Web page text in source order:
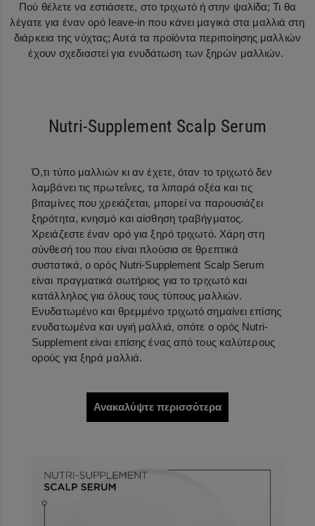
Πού θέλετε να εστιάσετε, στο τριχωτό ή στην ψαλίδα; Τι θα
λέγατε για έναν ορό leave-in που κάνει μαγικά στα μαλλιά στη
διάρκεια της νύχτας; Αυτά τα προϊόντα περιποίησης μαλλιών
έχουν σχεδιαστεί για ενυδάτωση των ξηρών μαλλιών.
Nutri-Supplement Scalp Serum
Ό,τι τύπο μαλλιών κι αν έχετε, όταν το τριχωτό δεν
λαμβάνει τις πρωτεΐνες, τα λιπαρά οξέα και τις
βιταμίνες που χρειάζεται, μπορεί να παρουσιάζει
ξηρότητα, κνησμό και αίσθηση τραβήγματος.
Χρειάζεστε έναν ορό για ξηρό τριχωτό. Χάρη στη
σύνθεσή του που είναι πλούσια σε θρεπτικά
συστατικά, ο ορός Nutri-Supplement Scalp Serum
είναι πραγματικά σωτήριος για το τριχωτό και
κατάλληλος για όλους τους τύπους μαλλιών.
Ενυδατωμένο και θρεμμένο τριχωτό σημαίνει επίσης
ενυδατωμένα και υγιή μαλλιά, οπότε ο ορός Nutri-
Supplement είναι επίσης ένας από τους καλύτερους
ορούς για ξηρά μαλλιά.
Ανακαλύψτε περισσότερα